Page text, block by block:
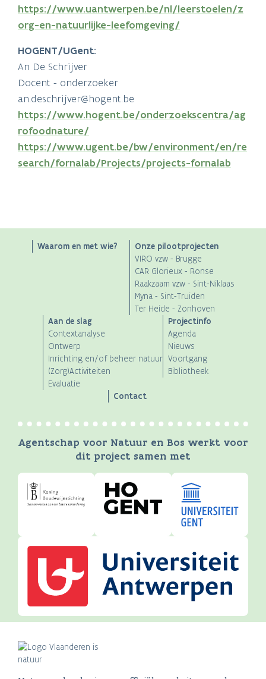
https://www.uantwerpen.be/nl/leerstoelen/z
org-en-natuurlijke-leefomgeving/
HOGENT/UGent:
An De Schrijver
Docent - onderzoeker
an.deschrijver@hogent.be
https://www.hogent.be/onderzoekscentra/ag
rofoodnature/
https://www.ugent.be/bw/environment/en/re
search/fornalab/Projects/projects-fornalab
MainWaarom en met wie? Onze pilootprojecten
VIRO vzw - Brugge
CAR Glorieux - Ronse
Raakzaam vzw - Sint-Niklaas
Myna - Sint-Truiden
Ter Heide - Zonhoven
Aan de slag
Contextanalyse
Ontwerp
Inrichting en/of beheer natuur
(Zorg)Activiteiten
Evaluatie
Projectinfo
Agenda
Nieuws
Voortgang
Bibliotheek
Contact
Agentschap voor Natuur en Bos werkt voor
dit project samen met